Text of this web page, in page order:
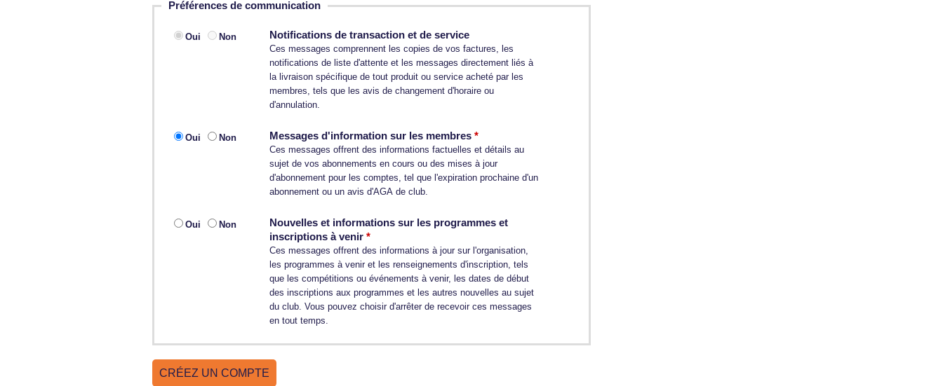
Préférences de communication
Oui Non Notifications de transaction et de service
Ces messages comprennent les copies de vos factures, les
notifications de liste d'attente et les messages directement liés à
la livraison spécifique de tout produit ou service acheté par les
membres, tels que les avis de changement d'horaire ou
d'annulation.
Oui Non Messages d'information sur les membres
Ces messages offrent des informations factuelles et détails au
sujet de vos abonnements en cours ou des mises à jour
d'abonnement pour les comptes, tel que l'expiration prochaine d'un
abonnement ou un avis d'AGA de club.
Oui Non
Nouvelles et informations sur les programmes et
inscriptions à venir
Ces messages offrent des informations à jour sur l'organisation,
les programmes à venir et les renseignements d'inscription, tels
que les compétitions ou événements à venir, les dates de début
des inscriptions aux programmes et les autres nouvelles au sujet
du club. Vous pouvez choisir d'arrêter de recevoir ces messages
en tout temps.
CRÉEZ UN COMPTE